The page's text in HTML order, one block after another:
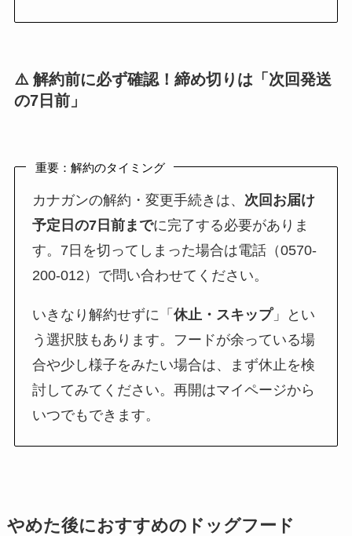
⚠️ 解約前に必ず確認！締め切りは「次回発送
の7日前」
重要：解約のタイミング
カナガンの解約・変更手続きは、 次回お届け
予定日の7日前までに完了する必要がありま
す。7日を切ってしまった場合は電話（0570-
200-012）で問い合わせてください。
いきなり解約せずに「休止・スキップ」とい
う選択肢もあります。フードが余っている場
合や少し様子をみたい場合は、まず休止を検
討してみてください。再開はマイページから
いつでもできます。
やめた後におすすめのドッグフード